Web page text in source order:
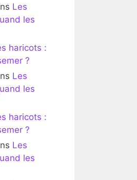
Les
les
haricots :
?
Les
les
haricots :
?
Les
les